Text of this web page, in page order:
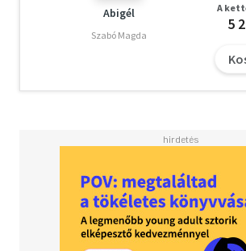
Abigél
Szabó Magda
A
5